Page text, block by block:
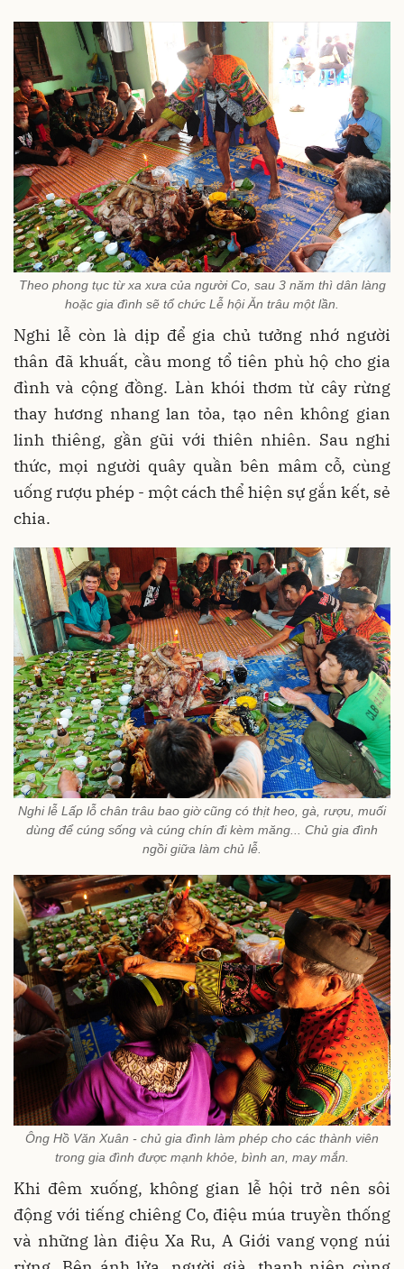
Theo phong tục từ xa xưa của người Co, sau 3 năm thì dân làng
hoặc gia đình sẽ tổ chức Lễ hội Ăn trâu một lần.
Nghi lễ còn là dịp để gia chủ tưởng nhớ người
thân đã khuất, cầu mong tổ tiên phù hộ cho gia
đình và cộng đồng. Làn khói thơm từ cây rừng
thay hương nhang lan tỏa, tạo nên không gian
linh thiêng, gần gũi với thiên nhiên. Sau nghi
thức, mọi người quây quần bên mâm cỗ, cùng
uống rượu phép - một cách thể hiện sự gắn kết, sẻ
chia.
Nghi lễ Lấp lỗ chân trâu bao giờ cũng có thịt heo, gà, rượu, muối
dùng để cúng sống và cúng chín đi kèm măng... Chủ gia đình
ngồi giữa làm chủ lễ.
Ông Hồ Văn Xuân - chủ gia đình làm phép cho các thành viên
trong gia đình được mạnh khỏe, bình an, may mắn.
Khi đêm xuống, không gian lễ hội trở nên sôi
động với tiếng chiêng Co, điệu múa truyền thống
và những làn điệu Xa Ru, A Giới vang vọng núi